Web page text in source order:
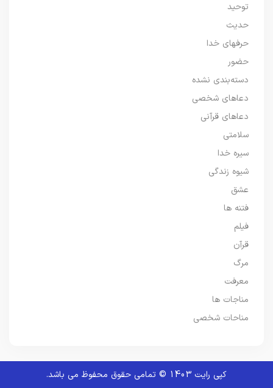
توحید
حدیث
حرفهای خدا
حضور
دسته‌بندی نشده
دعاهای شخصی
دعاهای قرآنی
سلامتی
سیره خدا
شیوه زندگی
عشق
فتنه ها
فیلم
قرآن
مرگ
معرفت
مناجات ها
مناحات شخصی
کپی رایت 1403 © تمامی حقوق محفوظ می باشد.